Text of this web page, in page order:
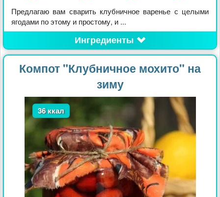
Предлагаю вам сварить клубничное варенье с целыми
ягодами по этому и простому, и ...
Ингредиенты
Компот "Клубничное мохито" на
зиму
36 ккал